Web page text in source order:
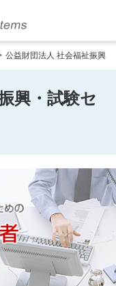
公益財団法人 社会福祉振興
興・試験セ